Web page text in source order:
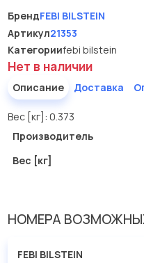
БрендFEBI BILSTEIN
Артикул21353
Категорииfebi bilstein
Нет в наличии
Описание Доставка
Вес [кг]: 0.373
Производитель
Вес [кг]
НОМЕРА
FEBI BILSTEIN